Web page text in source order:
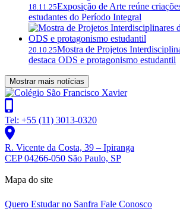
18.11.25Exposição de Arte reúne
estudantes do Período Integral
20.10.25Mostra de Projetos
destaca ODS e protagonismo estudantil
Mostrar mais notícias
Tel: +55 (11) 3013-0320
R. Vicente da Costa, 39 – Ipiranga
CEP 04266-050 São Paulo, SP
Mapa do site
Quero Estudar no Sanfra Fale Conosco